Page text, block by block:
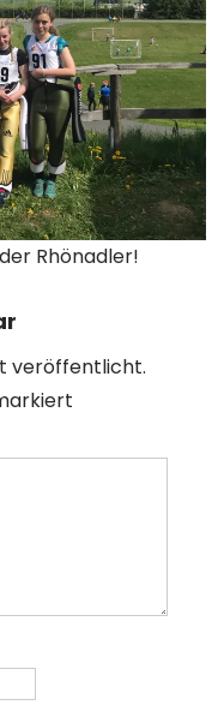
Rhönadler!
veröffentlicht.